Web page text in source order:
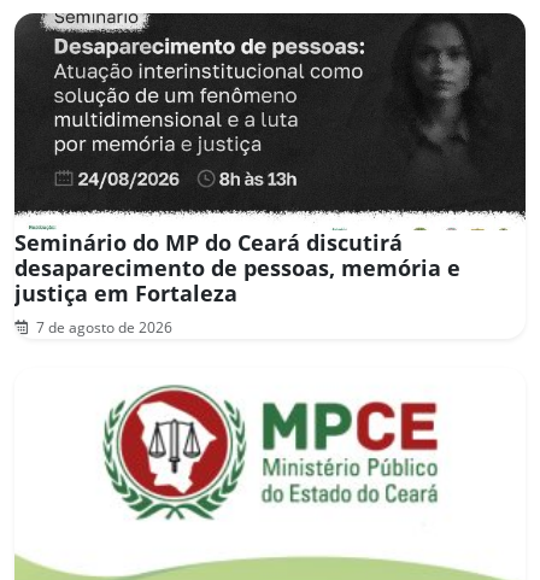
Seminário do MP do Ceará discutirá
desaparecimento de pessoas, memória e
justiça em Fortaleza
7 de agosto de 2026